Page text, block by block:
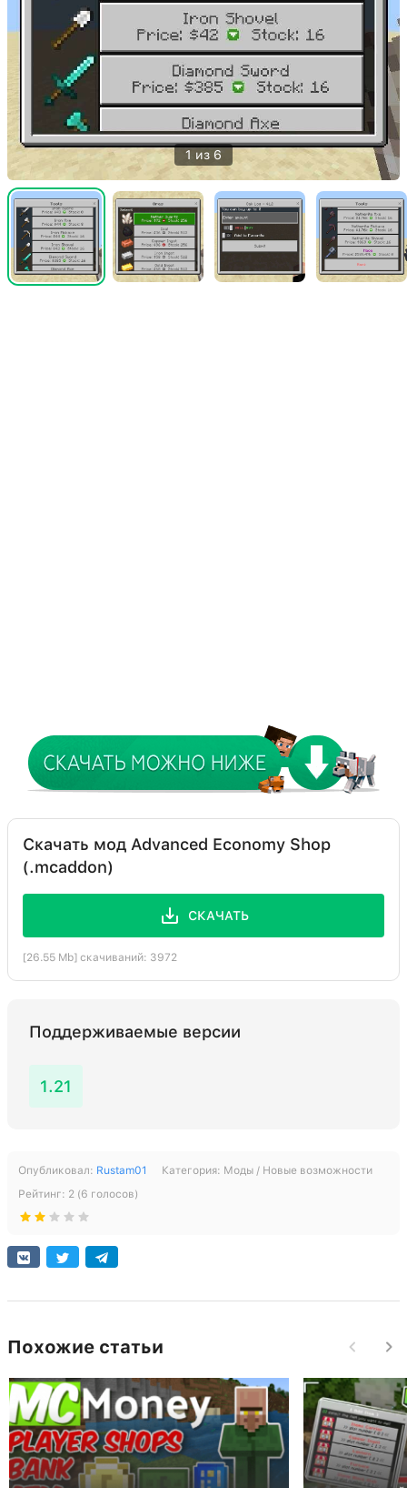
1 из 6
Скачать мод Advanced Economy Shop
(.mcaddon)
СКАЧАТЬ
[26.55 Mb] скачиваний: 3972
Поддерживаемые версии
1.21
Опубликовал: Rustam01 Категория: Моды / Новые возможности
Рейтинг: 2 (6 голосов)
Похожие статьи